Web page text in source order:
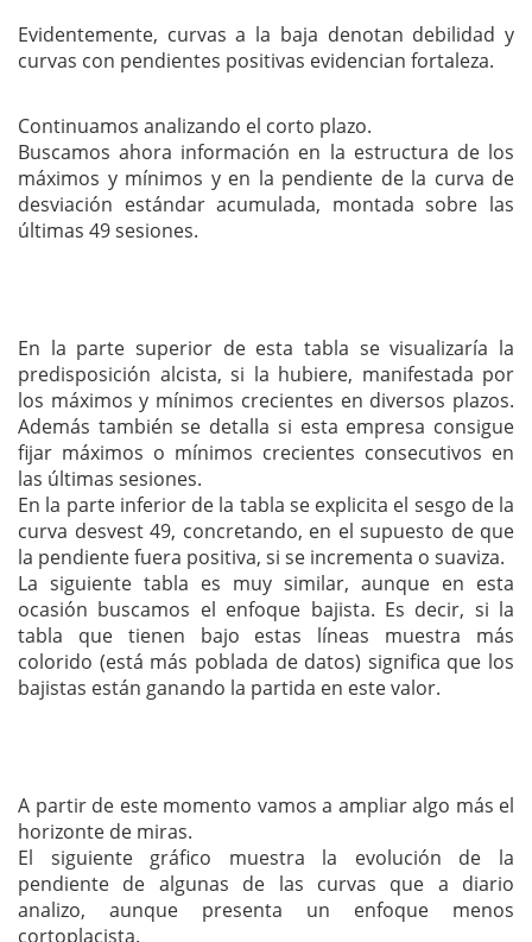
Evidentemente, curvas a la baja denotan debilidad y
curvas con pendientes positivas evidencian fortaleza.
Continuamos analizando el corto plazo.
Buscamos ahora información en la estructura de los
máximos y mínimos y en la pendiente de la curva de
desviación estándar acumulada, montada sobre las
últimas 49 sesiones.
En la parte superior de esta tabla se visualizaría la
predisposición alcista, si la hubiere, manifestada por
los máximos y mínimos crecientes en diversos plazos.
Además también se detalla si esta empresa consigue
fijar máximos o mínimos crecientes consecutivos en
las últimas sesiones.
En la parte inferior de la tabla se explicita el sesgo de la
curva desvest 49, concretando, en el supuesto de que
la pendiente fuera positiva, si se incrementa o suaviza.
La siguiente tabla es muy similar, aunque en esta
ocasión buscamos el enfoque bajista. Es decir, si la
tabla que tienen bajo estas líneas muestra más
colorido (está más poblada de datos) significa que los
bajistas están ganando la partida en este valor.
A partir de este momento vamos a ampliar algo más el
horizonte de miras.
El siguiente gráfico muestra la evolución de la
pendiente de algunas de las curvas que a diario
analizo, aunque presenta un enfoque menos
cortoplacista.